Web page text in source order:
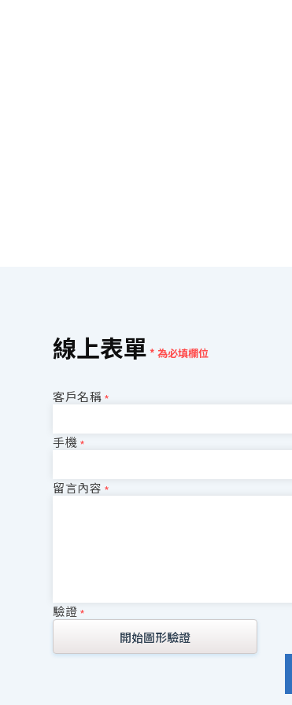
線上表單 * 為必填欄位
*
客戶名稱
*
手機
*
留言內容
*
驗證
開始圖形驗證